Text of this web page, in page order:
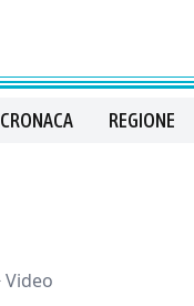
CRONACA REGIONE
Video